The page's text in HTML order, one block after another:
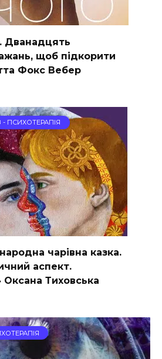
Дванадцять
щоб підкорити
Фокс Вебер
ПСИХОТЕРАПІЯ
чарівна казка.
аспект.
Оксана Тиховська